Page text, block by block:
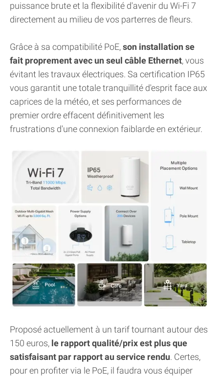
puissance brute et la flexibilité d'avenir du Wi-Fi 7
directement au milieu de vos parterres de fleurs.
Grâce à sa compatibilité PoE,son installation se
fait proprement avec un seul câble Ethernet, vous
évitant les travaux électriques. Sa certification IP65
vous garantit une totale tranquillité d'esprit face aux
caprices de la météo, et ses performances de
premier ordre effacent définitivement les
frustrations d'une connexion faiblarde en extérieur.
Proposé actuellement à un tarif tournant autour des
150 euros, le rapport qualité/prix est plus que
satisfaisant par rapport au service rendu. Certes,
pour en profiter via le PoE, il faudra vous équiper